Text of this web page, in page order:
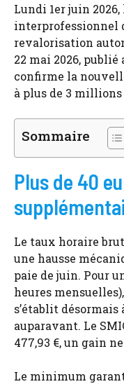
Lundi 1er juin
interprofessionnel
revalorisation
22 mai 2026,
confirme la
à plus de 3
Sommaire
Plus de 40
Le taux horaire brut
une hausse
paie de juin. Pour
heures
s’établit désormais
auparavant. Le
477,93 €, un gain
Le minimum